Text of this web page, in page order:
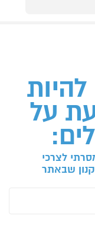
על
לצרכי
שבאתר